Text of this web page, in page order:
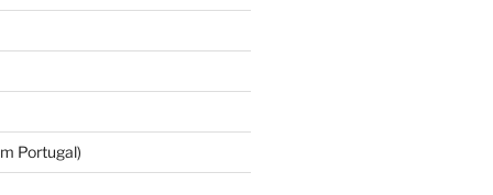
Portugal)